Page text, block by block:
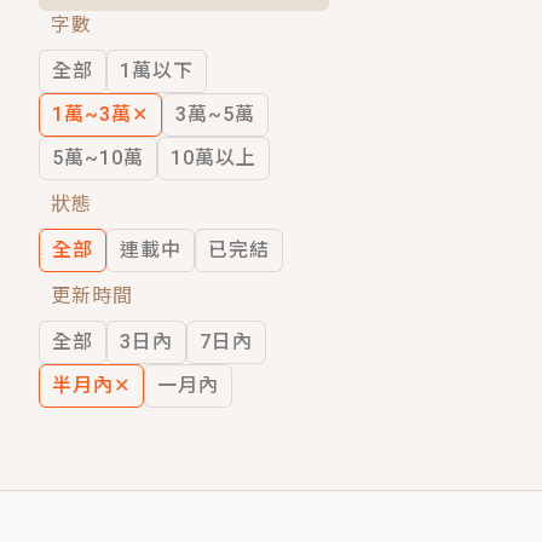
穿越｜《穿越遠古後成了野人娘子》你
字數
全部
1萬以下
1萬~3萬 ✕
3萬~5萬
5萬~10萬
10萬以上
狀態
全部
連載中
已完結
更新時間
全部
3日內
7日內
半月內 ✕ 一月內